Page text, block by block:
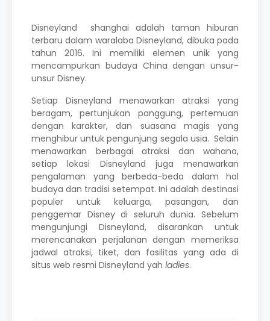
Disneyland shanghai adalah taman hiburan
terbaru dalam waralaba Disneyland, dibuka pada
tahun 2016. Ini memiliki elemen unik yang
mencampurkan budaya China dengan unsur-
unsur Disney.
Setiap Disneyland menawarkan atraksi yang
beragam, pertunjukan panggung, pertemuan
dengan karakter, dan suasana magis yang
menghibur untuk pengunjung segala usia. Selain
menawarkan berbagai atraksi dan wahana,
setiap lokasi Disneyland juga menawarkan
pengalaman yang berbeda-beda dalam hal
budaya dan tradisi setempat. Ini adalah destinasi
populer untuk keluarga, pasangan, dan
penggemar Disney di seluruh dunia. Sebelum
mengunjungi Disneyland, disarankan untuk
merencanakan perjalanan dengan memeriksa
jadwal atraksi, tiket, dan fasilitas yang ada di
situs web resmi Disneyland yah ladies.